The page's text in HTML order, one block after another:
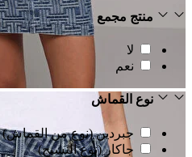
منتج مجمع
لا
نعم
نوع القماش
جبردين (نوع من القماش)
جاكار (نوع النسيج)